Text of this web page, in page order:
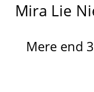
Mira Lie
Mere end